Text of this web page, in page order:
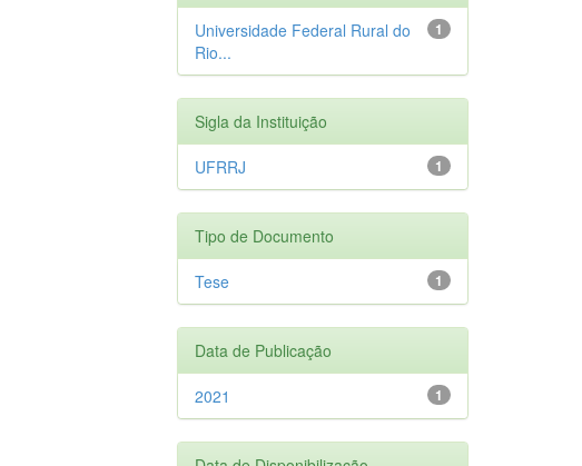
1
Universidade Federal Rural do
Rio...
Sigla da Instituição
1
UFRRJ
Tipo de Documento
1
Tese
Data de Publicação
1
2021